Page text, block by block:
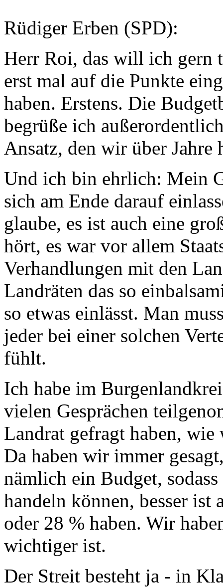
Rüdiger Erben (SPD):
Herr Roi, das will ich gern
erst mal auf die Punkte
haben. Erstens. Die
begrüße ich
Ansatz, den wir über Jahre
Und ich bin ehrlich: Mein
sich am Ende darauf
glaube, es ist auch eine
hört, es war vor allem
Verhandlungen mit den
Landräten das so
so etwas einlässt. Man
jeder bei einer solchen
fühlt.
Ich habe im
vielen Gesprächen
Landrat gefragt haben, wie
Da haben wir immer
nämlich ein Budget,
handeln können, besser
oder 28 % haben. Wir
wichtiger ist.
Der Streit besteht ja - in